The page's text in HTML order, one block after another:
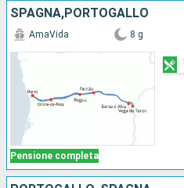
SPAGNA,PORTOGALLO
Pensione completa
AmaVida 8 g